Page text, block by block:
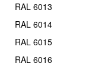
RAL 6013
RAL 6014
RAL 6015
RAL 6016